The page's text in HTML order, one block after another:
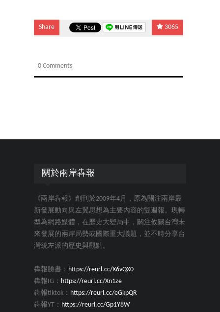
Share 3065
0 Comments
關於兩岸犇報
《兩岸犇報》創刊於2009年4月，原為關注兩岸最
新發展動向與左翼思想為主要內容的雙週報。現轉
型為網路媒體，在歷史大變局中，關注攸關台灣未
來發展的兩岸局勢或國際重大議題，並不時分享台
灣統左派的歷史與觀點。
犇報臉書： https://reurl.cc/X6vQX0
犇報IG： https://reurl.cc/Xn1ze
犇報tiktok： https://reurl.cc/eGkpQR
犇報YT： https://reurl.cc/Gp1Y8W